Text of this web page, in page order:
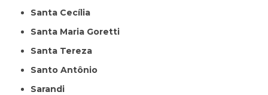
Santa Cecília
Santa Maria Goretti
Santa Tereza
Santo Antônio
Sarandi